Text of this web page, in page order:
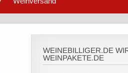
WEINEBILLIGER.DE
WEINPAKETE.DE